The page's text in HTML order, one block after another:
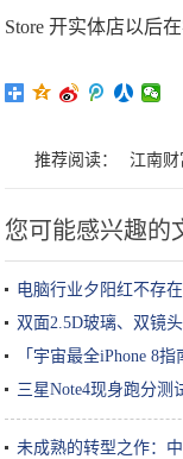
Store 开实体店以后
推荐阅读： 江南财
您可能感兴趣的
电脑行业夕阳红不存
双面2.5D玻璃、双镜
「宇宙最全iPhone 8
三星Note4现身跑分测
未成熟的转型之作：